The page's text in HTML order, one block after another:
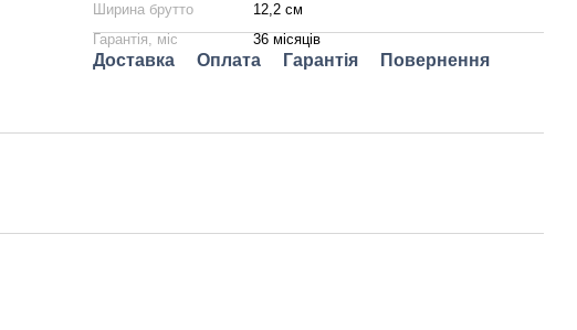
Ширина брутто
12,2 см
Гарантія, міс
36 місяців
Доставка Оплата Гарантія Повернення